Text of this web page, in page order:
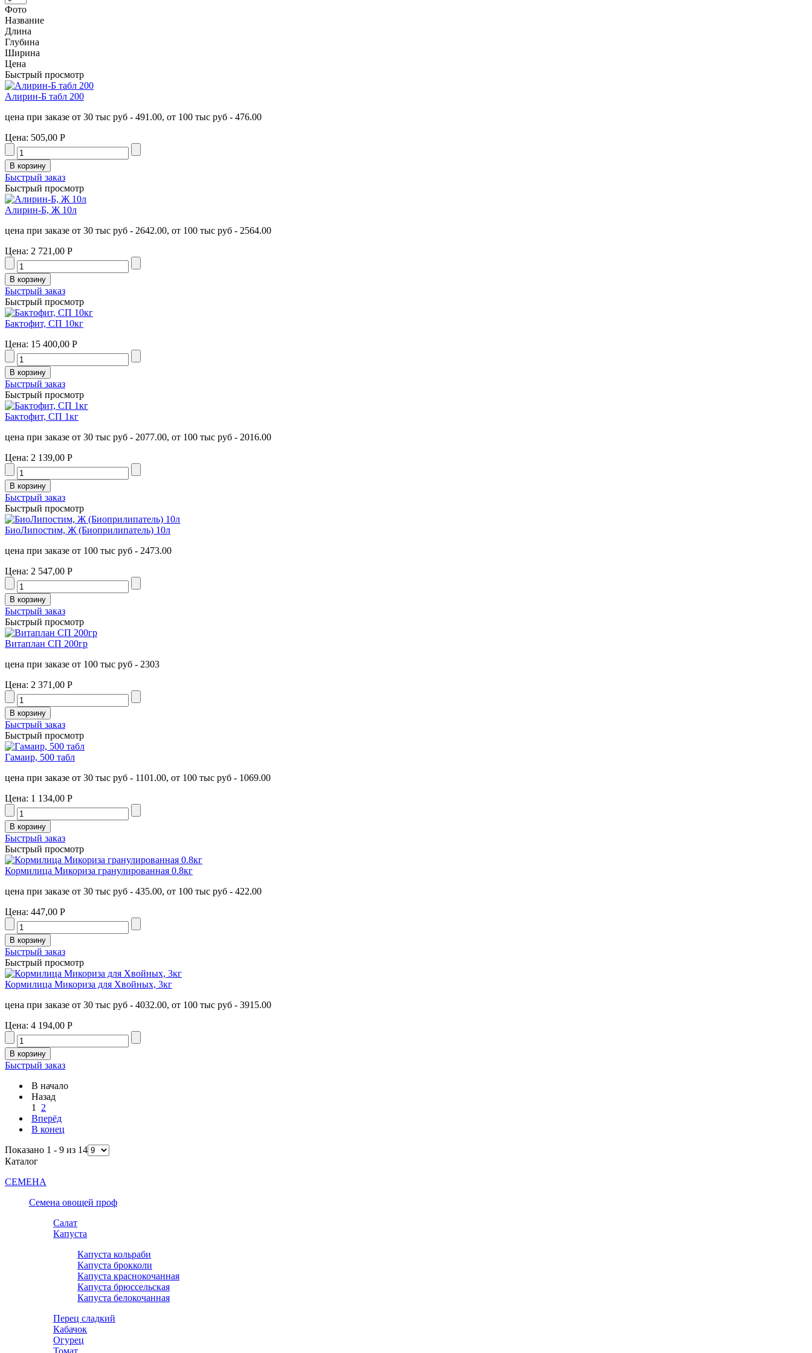
Фото
Название
Длина
Глубина
Ширина
Цена
Быстрый просмотр
Алирин-Б табл 200
цена при заказе от 30 тыс руб - 491.00, от 100 тыс руб - 476.00
Цена: 505,00 Р
Быстрый заказ
Быстрый просмотр
Алирин-Б, Ж 10л
цена при заказе от 30 тыс руб - 2642.00, от 100 тыс руб - 2564.00
Цена: 2 721,00 Р
Быстрый заказ
Быстрый просмотр
Бактофит, СП 10кг
Цена: 15 400,00 Р
Быстрый заказ
Быстрый просмотр
Бактофит, СП 1кг
цена при заказе от 30 тыс руб - 2077.00, от 100 тыс руб - 2016.00
Цена: 2 139,00 Р
Быстрый заказ
Быстрый просмотр
БиоЛипостим, Ж (Биоприлипатель) 10л
цена при заказе от 100 тыс руб - 2473.00
Цена: 2 547,00 Р
Быстрый заказ
Быстрый просмотр
Витаплан СП 200гр
цена при заказе от 100 тыс руб - 2303
Цена: 2 371,00 Р
Быстрый заказ
Быстрый просмотр
Гамаир, 500 табл
цена при заказе от 30 тыс руб - 1101.00, от 100 тыс руб - 1069.00
Цена: 1 134,00 Р
Быстрый заказ
Быстрый просмотр
Кормилица Микориза гранулированная 0.8кг
цена при заказе от 30 тыс руб - 435.00, от 100 тыс руб - 422.00
Цена: 447,00 Р
Быстрый заказ
Быстрый просмотр
Кормилица Микориза для Хвойных, 3кг
цена при заказе от 30 тыс руб - 4032.00, от 100 тыс руб - 3915.00
Цена: 4 194,00 Р
Быстрый заказ
В начало
Назад
1
2
Вперёд
В конец
Показано 1 - 9 из 14
Каталог
СЕМЕНА
Семена овощей проф
Салат
Капуста
Капуста кольраби
Капуста брокколи
Капуста краснокочанная
Капуста брюссельская
Капуста белокочанная
Перец сладкий
Кабачок
Огурец
Томат